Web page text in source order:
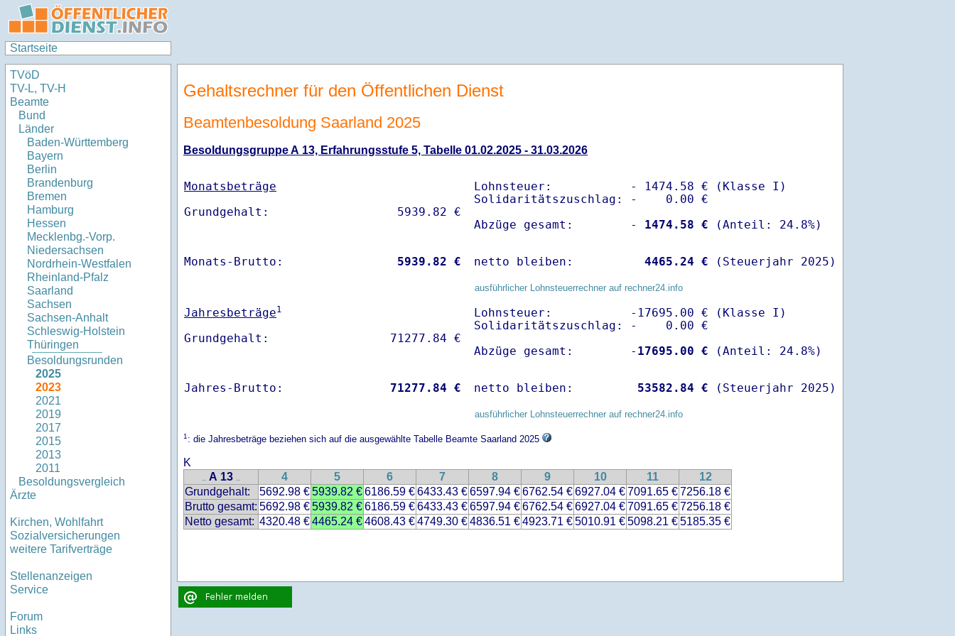
Startseite
TVöD
TV-L, TV-H
Beamte
Bund
Länder
Baden-Württemberg
Bayern
Berlin
Brandenburg
Bremen
Hamburg
Hessen
Mecklenbg.-Vorp.
Niedersachsen
Nordrhein-Westfalen
Rheinland-Pfalz
Saarland
Sachsen
Sachsen-Anhalt
Schleswig-Holstein
Thüringen
Besoldungsrunden
2025
2023
2021
2019
2017
2015
2013
2011
Besoldungsvergleich
Ärzte
Kirchen, Wohlfahrt
Sozialversicherungen
weitere Tarifverträge
Stellenanzeigen
Service
Forum
Links
Gehaltsrechner für den Öffentlichen Dienst
Beamtenbesoldung Saarland 2025
Besoldungsgruppe A 13, Erfahrungsstufe 5, Tabelle 01.02.2025 - 31.03.2026
Monatsbeträge
Lohnsteuer:           - 1474.58 € (Klasse I)
Solidaritätszuschlag: -    0.00 €
Abzüge gesamt:        -
1474.58 €
Monats-Brutto: 5939.82 € netto bleiben: 4465.24 € (Steuerjahr 2025)
ausführlicher Lohnsteuerrechner auf rechner24.info
Jahresbeträge1
Lohnsteuer:           -17695.00 € (Klasse I)
Solidaritätszuschlag: -    0.00 €
Abzüge gesamt:        - 17695.00 €
Jahres-Brutto: 71277.84 € netto bleiben: 53582.84 € (Steuerjahr 2025)
ausführlicher Lohnsteuerrechner auf rechner24.info
1: die Jahresbeträge beziehen sich auf die ausgewählte Tabelle Beamte Saarland 2025
K
.. A 13 .. 4 5 6 7 8 9 10 11
12
Grundgehalt:
5692.98 €5939.82 €6186.59 €6433.43 €6597.94 €6762.54 €6927.04 €7091.65 €7256.18 €
Brutto gesamt: 5692.98 €5939.82 €6186.59 €6433.43 €6597.94 €6762.54 €6927.04 €7091.65 €7256.18 €
Netto gesamt: 4320.48 €4465.24 €4608.43 €4749.30 €4836.51 €4923.71 €5010.91 €5098.21 €5185.35 €